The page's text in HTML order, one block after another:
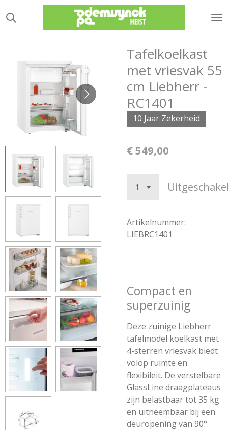
direct
hoofdinhoud
Tafelkoelkast
met vriesvak 55
cm Liebherr -
RC1401
10 Jaar Zekerheid
€ 549,00
Artikelnummer:
LIEBRC1401
Compact en
superzuinig
Deze zuinige Liebherr
tafelmodel koelkast met
4-sterren vriesvak biedt
volop ruimte en
flexibileit. De verstelbare
GlassLine draagplateaus
zijn belastbaar tot 35 kg
en uitneembaar bij een
deuropening van 90°.